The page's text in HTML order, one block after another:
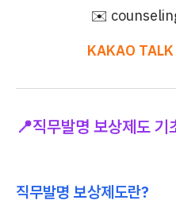
✉️
KAKAO TALK
📍직무발명 보상제도
직무발명 보상제도란?